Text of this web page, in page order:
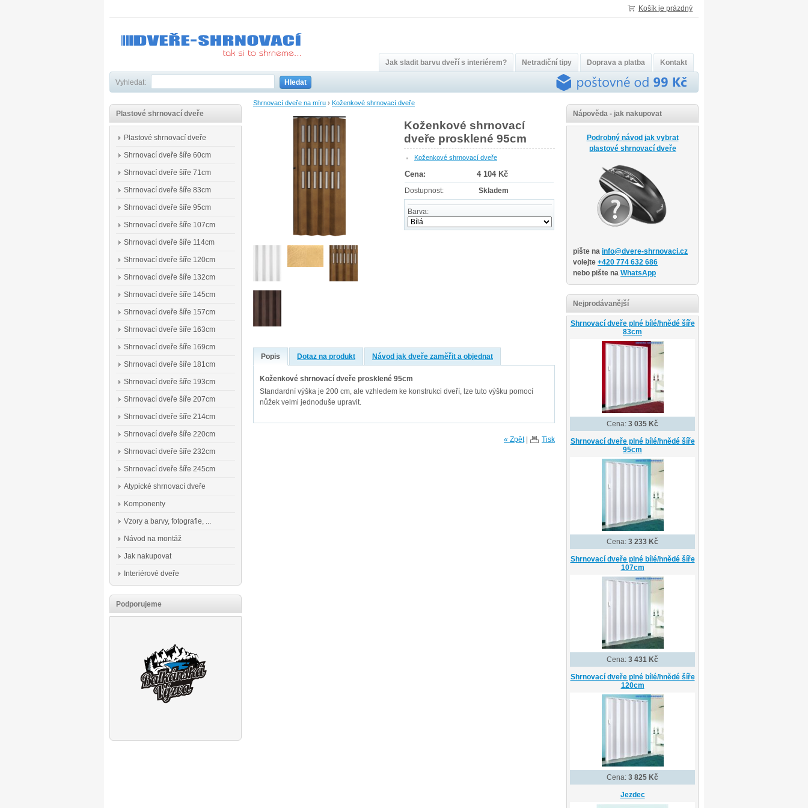
Košík je prázdný
Vyhledat: Hledat
Jak sladit barvu dveří s interiérem? Netradiční tipy Doprava a platba Kontakt
Shrnovací dveře na míru › Koženkové shrnovací dveře
Koženkové shrnovací
dveře prosklené 95cm
Koženkové shrnovací dveře
Cena: 4 104 Kč
Dostupnost: Skladem
Barva:
Popis Dotaz na produkt Návod jak dveře zaměřit a objednat
Koženkové shrnovací dveře prosklené 95cm
Standardní výška je 200 cm, ale vzhledem ke konstrukci dveří, lze tuto výšku pomocí
nůžek velmi jednoduše upravit.
« Zpět| Tisk
Plastové shrnovací dveře
Plastové shrnovací dveře
Shrnovací dveře šíře 60cm
Shrnovací dveře šíře 71cm
Shrnovací dveře šíře 83cm
Shrnovací dveře šíře 95cm
Shrnovací dveře šíře 107cm
Shrnovací dveře šíře 114cm
Shrnovací dveře šíře 120cm
Shrnovací dveře šíře 132cm
Shrnovací dveře šíře 145cm
Shrnovací dveře šíře 157cm
Shrnovací dveře šíře 163cm
Shrnovací dveře šíře 169cm
Shrnovací dveře šíře 181cm
Shrnovací dveře šíře 193cm
Shrnovací dveře šíře 207cm
Shrnovací dveře šíře 214cm
Shrnovací dveře šíře 220cm
Shrnovací dveře šíře 232cm
Shrnovací dveře šíře 245cm
Atypické shrnovací dveře
Komponenty
Vzory a barvy, fotografie, ...
Návod na montáž
Jak nakupovat
Interiérové dveře
Podporujeme
Nápověda - jak nakupovat
Podrobný návod jak vybrat
plastové shrnovací dveře
pište na info@dvere-shrnovaci.cz
volejte +420 774 632 686
nebo pište na WhatsApp
Nejprodávanější
Shrnovací dveře plné bílé/hnědé šíře
83cm
Cena: 3 035 Kč
Shrnovací dveře plné bílé/hnědé šíře
95cm
Cena: 3 233 Kč
Shrnovací dveře plné bílé/hnědé šíře
107cm
Cena: 3 431 Kč
Shrnovací dveře plné bílé/hnědé šíře
120cm
Cena: 3 825 Kč
Jezdec